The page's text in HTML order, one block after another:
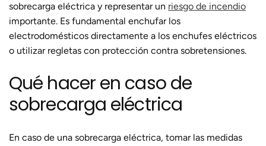
sobrecarga eléctrica y representar un riesgo de incendio
importante. Es fundamental enchufar los
electrodomésticos directamente a los enchufes eléctricos
o utilizar regletas con protección contra sobretensiones.
Qué hacer en caso de
sobrecarga eléctrica
En caso de una sobrecarga eléctrica, tomar las medidas